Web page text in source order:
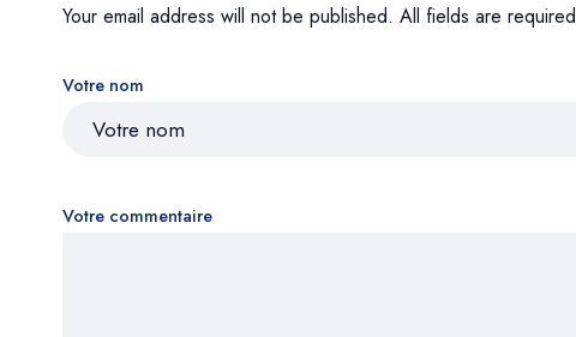
Your email address will not be published. All fields are required
Votre nom
Votre commentaire